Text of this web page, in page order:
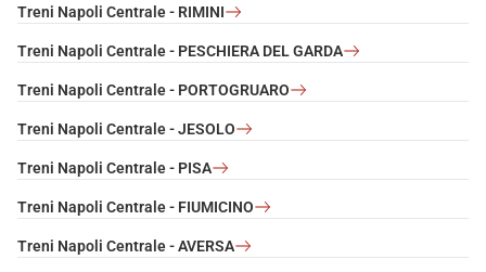
Treni Napoli Centrale - RIMINI
Treni Napoli Centrale - PESCHIERA DEL GARDA
Treni Napoli Centrale - PORTOGRUARO
Treni Napoli Centrale - JESOLO
Treni Napoli Centrale - PISA
Treni Napoli Centrale - FIUMICINO
Treni Napoli Centrale - AVERSA